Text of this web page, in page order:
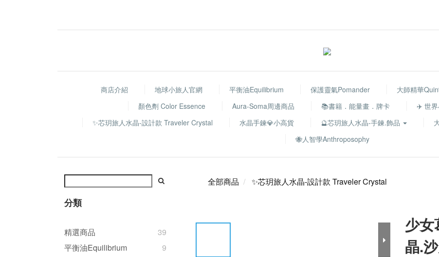
商店介紹 地球小旅人官網 平衡油Equilibrium 保護靈氣Pomander 大師精華
顏色劑 Color Essence
Aura-Soma周邊商品 📚書籍．能量畫．牌卡 ✈️ 世界
✨芯玥旅人水晶-設計款 Traveler Crystal
水晶手鍊💎小高貨 🔮芯玥旅人水晶-手鍊.飾品
🐝人智學Anthroposophy
分類
精選商品
39
平衡油Equilibrium
9
全部商品 ✨芯玥旅人水晶-設計款 Traveler Crystal
少
晶.